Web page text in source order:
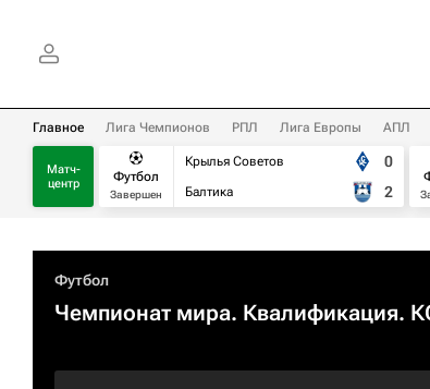
Главное Лига Чемпионов РПЛ Лига Европы АПЛ
Матч-
центр
Футбол
Завершен
Крылья Советов
Балтика
0
2
Футбол
Чемпионат мира. Квалификация.